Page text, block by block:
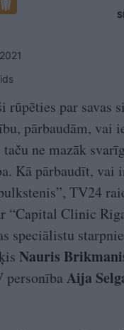
rūpēties par savas
pārbaudām, vai
taču ne mazāk
Kā pārbaudīt, vai
TV24
“Capital Clinic
speciālistu
Nauris
personība Aija